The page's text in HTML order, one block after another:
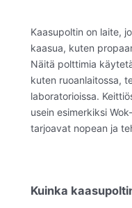
Kaasupoltin on laite,
kaasua, kuten
Näitä polttimia
kuten ruoanlaitossa,
laboratorioissa.
usein esimerkiksi
tarjoavat nopean ja
Kuinka